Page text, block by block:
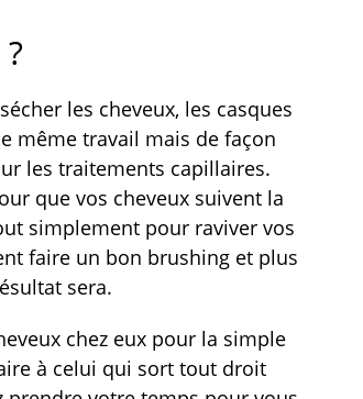
les cheveux, les casques
même travail mais de façon
les traitements capillaires.
que vos cheveux suivent la
simplement pour raviver vos
faire un bon brushing et plus
sera.
chez eux pour la simple
à celui qui sort tout droit